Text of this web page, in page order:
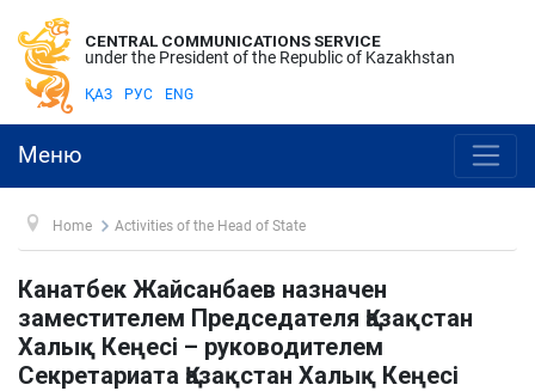
CENTRAL COMMUNICATIONS SERVICE
under the President of the Republic of Kazakhstan
ҚАЗ РУС ENG
Меню
Home Activities of the Head of State
Канатбек Жайсанбаев назначен
заместителем Председателя Қазақстан
Халық Кеңесі – руководителем
Секретариата Қазақстан Халық Кеңесі